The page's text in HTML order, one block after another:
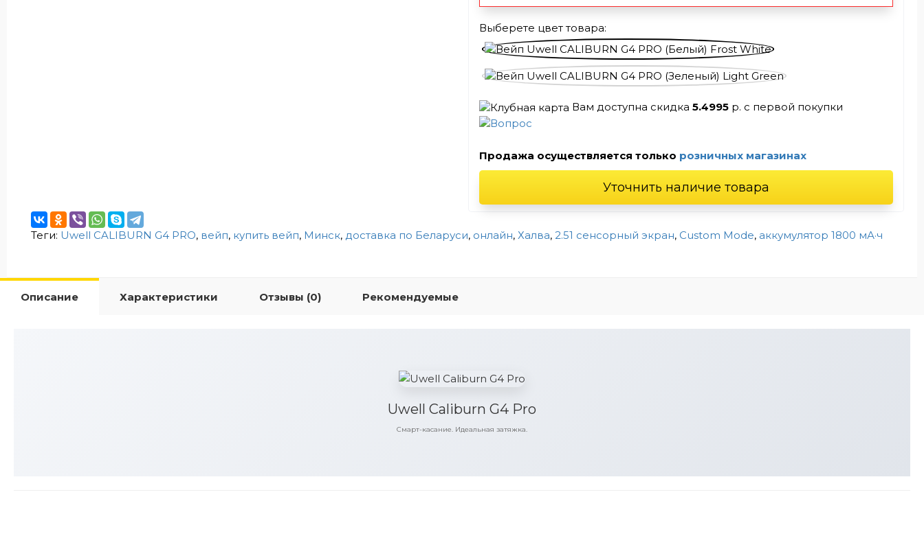
Выберете цвет товара:
Вам доступна скидка 5.4995 р. с первой покупки
Продажа осуществляется только розничных магазинах
Уточнить наличие товара
Теги: Uwell CALIBURN G4 PRO, вейп, купить вейп, Минск, доставка по Беларуси, онлайн, Халва, 2.51 сенсорный экран, Custom Mode, аккумулятор 1800 мА·ч
Описание Характеристики Отзывы (0) Рекомендуемые
Uwell Caliburn G4 Pro
Смарт-касание. Идеальная затяжка.